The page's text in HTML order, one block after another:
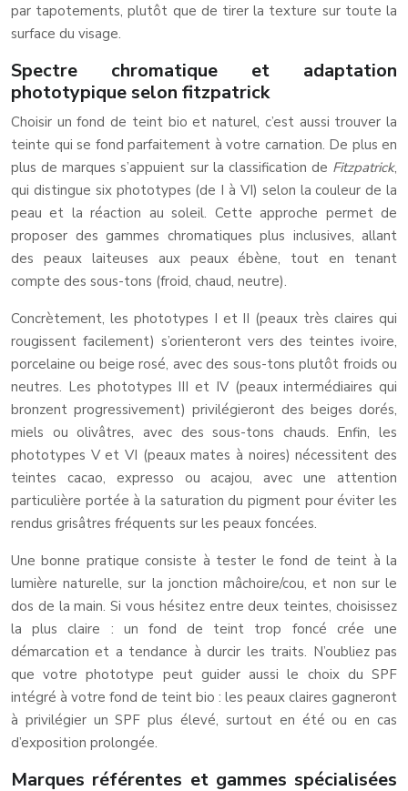
par tapotements, plutôt que de tirer la texture sur toute la
surface du visage.
Spectre chromatique et adaptation
phototypique selon fitzpatrick
Choisir un fond de teint bio et naturel, c’est aussi trouver la
teinte qui se fond parfaitement à votre carnation. De plus en
plus de marques s’appuient sur la classification de Fitzpatrick,
qui distingue six phototypes (de I à VI) selon la couleur de la
peau et la réaction au soleil. Cette approche permet de
proposer des gammes chromatiques plus inclusives, allant
des peaux laiteuses aux peaux ébène, tout en tenant
compte des sous-tons (froid, chaud, neutre).
Concrètement, les phototypes I et II (peaux très claires qui
rougissent facilement) s’orienteront vers des teintes ivoire,
porcelaine ou beige rosé, avec des sous-tons plutôt froids ou
neutres. Les phototypes III et IV (peaux intermédiaires qui
bronzent progressivement) privilégieront des beiges dorés,
miels ou olivâtres, avec des sous-tons chauds. Enfin, les
phototypes V et VI (peaux mates à noires) nécessitent des
teintes cacao, expresso ou acajou, avec une attention
particulière portée à la saturation du pigment pour éviter les
rendus grisâtres fréquents sur les peaux foncées.
Une bonne pratique consiste à tester le fond de teint à la
lumière naturelle, sur la jonction mâchoire/cou, et non sur le
dos de la main. Si vous hésitez entre deux teintes, choisissez
la plus claire : un fond de teint trop foncé crée une
démarcation et a tendance à durcir les traits. N’oubliez pas
que votre phototype peut guider aussi le choix du SPF
intégré à votre fond de teint bio : les peaux claires gagneront
à privilégier un SPF plus élevé, surtout en été ou en cas
d’exposition prolongée.
Marques référentes et gammes spécialisées